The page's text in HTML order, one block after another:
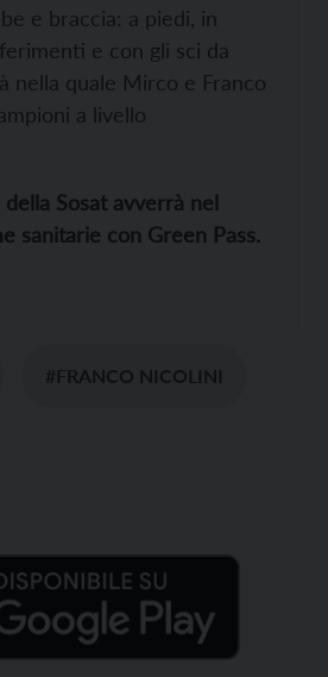
e braccia: a piedi, in
e con gli sci da
nella quale Mirco e Franco
a livello
della Sosat avverrà nel
sanitarie con Green Pass.
#FRANCO NICOLINI